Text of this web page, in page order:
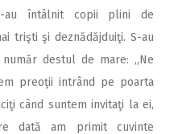
au întâlnit copii plini de
trişti şi deznădăjduiţi. S-au
destul de mare: „Ne
preoţii intrând pe poarta
când suntem invitaţi la ei,
dată am primit cuvinte